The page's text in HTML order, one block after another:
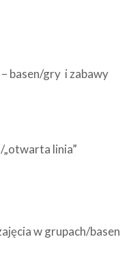
basen/gry i zabawy
linia”
w grupach/basen